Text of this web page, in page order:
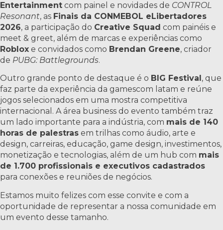
Entertainment com painel e novidades de CONTROL
Resonant, as Finais da CONMEBOL eLibertadores
2026, a participação do Creative Squad com painéis e
meet & greet, além de marcas e experiências como
Roblox e convidados como Brendan Greene, criador
de PUBG: Battlegrounds.
Outro grande ponto de destaque é o BIG Festival , que
faz parte da experiência da gamescom latam e reúne
jogos selecionados em uma mostra competitiva
internacional. A área business do evento também traz
um lado importante para a indústria, com mais de 140
horas de palestras em trilhas como áudio, arte e
design, carreiras, educação, game design, investimentos,
monetização e tecnologias, além de um hub com mais
de 1.700 profissionais e executivos cadastrados
para conexões e reuniões de negócios.
Estamos muito felizes com esse convite e com a
oportunidade de representar a nossa comunidade em
um evento desse tamanho.